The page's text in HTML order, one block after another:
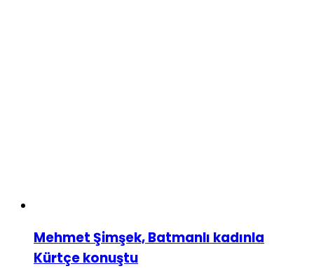
Mehmet Şimşek, Batmanlı kadınla
Kürtçe konuştu